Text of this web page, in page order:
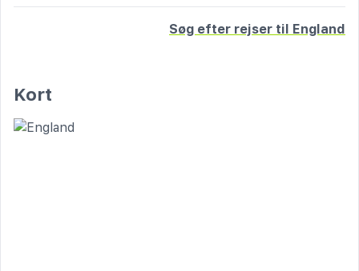
Søg efter rejser til England
Kort